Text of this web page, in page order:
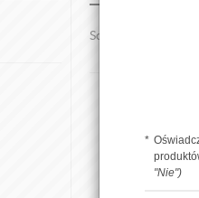
Sortuj po:
"Nie")